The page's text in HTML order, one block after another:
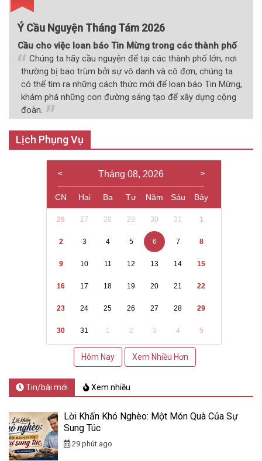
Ý Cầu Nguyện Tháng Tám 2026
Cầu cho việc loan báo Tin Mừng trong các thành phố
Chúng ta hãy cầu nguyện để tại các thành phố lớn, nơi
thường bị bao trùm bởi sự vô danh và cô đơn, chúng ta
có thể tìm ra những cách thức mới để loan báo Tin Mừng,
khám phá những con đường sáng tạo để xây dựng cộng
đoàn.
Lịch Phụng Vụ
Tháng 08, 2026
CN Hai Ba Tư Năm Sáu Bảy
26 27 28 29 30 31 1
2 3 4 5 6 7 8
9 10 11 12 13 14 15
16 17 18 19 20 21 22
23 24 25 26 27 28 29
30 31 1 2 3 4 5
Hôm Nay Xem Nhiều Hơn
Tin/bài mới Xem nhiều
Lời Khấn Khó Nghèo: Một Món Quà Của Sự
Sung Túc
29 phút ago